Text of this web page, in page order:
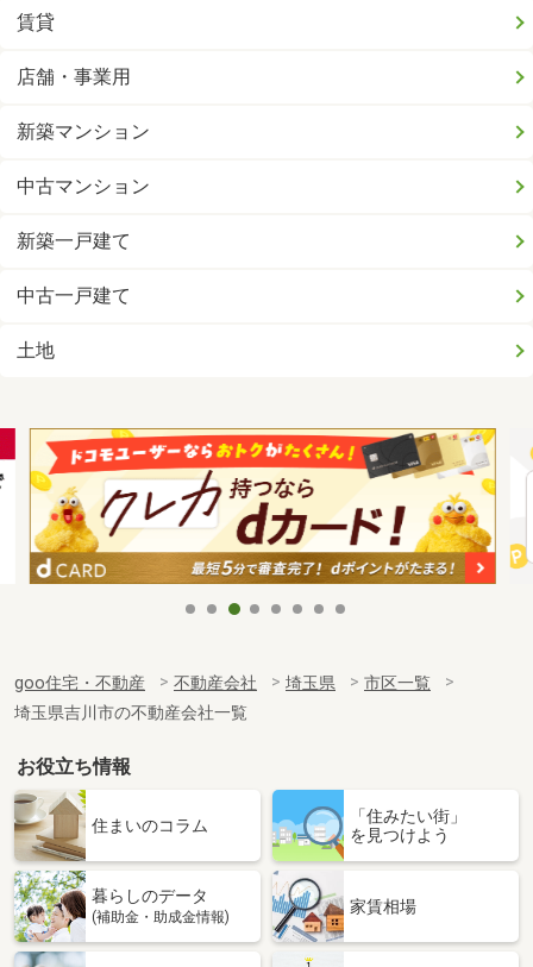
賃貸
店舗・事業用
新築マンション
中古マンション
新築一戸建て
中古一戸建て
土地
goo住宅・不動産 不動産会社 埼玉県
市区一覧
埼玉県吉川市の不動産会社一覧
お役立ち情報
住まいのコラム
「住みたい街」
を見つけよう
暮らしのデータ
(補助金・助成金情報)
家賃相場